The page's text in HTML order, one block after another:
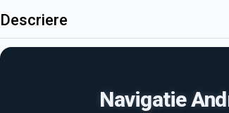
Descriere
Navigatie